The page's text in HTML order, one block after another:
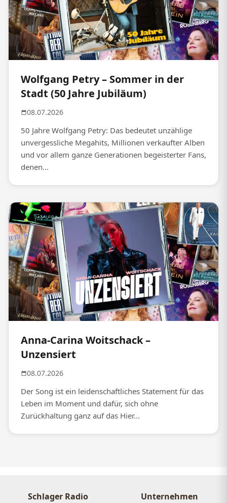
Wolfgang Petry – Sommer in der
Stadt (50 Jahre Jubiläum)
08.07.2026
50 Jahre Wolfgang Petry: Das bedeutet unzählige
unvergessliche Megahits, Millionen verkaufter Alben
und vor allem ganze Generationen begeisterter Fans,
denen...
Anna-Carina Woitschack –
Unzensiert
08.07.2026
Der Song ist ein leidenschaftliches Statement für das
Leben im Moment und dafür, sich ohne
Zurückhaltung ganz auf das Hier...
Schlager Radio Unternehmen